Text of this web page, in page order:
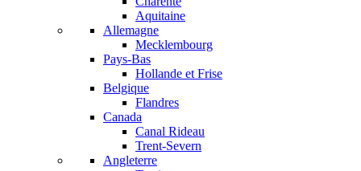
Aquitaine
Allemagne
Mecklembourg
Pays-Bas
Hollande et Frise
Belgique
Flandres
Canada
Canal Rideau
Trent-Severn
Angleterre